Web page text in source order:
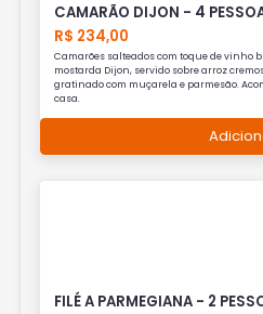
CAMARÃO DIJON - 4
R$ 234,00
Camarões salteados com toque de vinho
mostarda Dijon, servido sobre arroz
gratinado com muçarela e parmesão.
casa.
FILÉ A PARMEGIANA - 2